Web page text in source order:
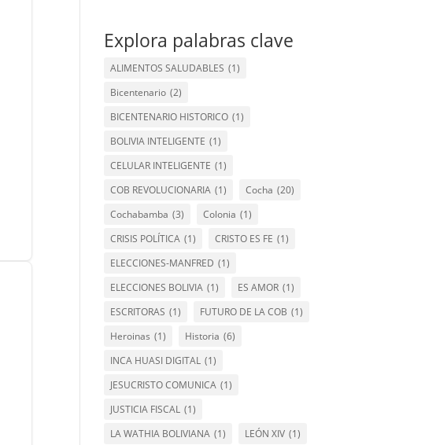
Explora palabras clave
ALIMENTOS SALUDABLES (1)
Bicentenario (2)
BICENTENARIO HISTORICO (1)
BOLIVIA INTELIGENTE (1)
CELULAR INTELIGENTE (1)
COB REVOLUCIONARIA (1) Cocha (20)
Cochabamba (3) Colonia (1)
CRISIS POLÍTICA (1) CRISTO ES FE (1)
ELECCIONES-MANFRED (1)
ELECCIONES BOLIVIA (1) ES AMOR (1)
ESCRITORAS (1) FUTURO DE LA COB (1)
Heroinas (1) Historia (6)
INCA HUASI DIGITAL (1)
JESUCRISTO COMUNICA (1)
JUSTICIA FISCAL (1)
LA WATHIA BOLIVIANA (1) LEÓN XIV (1)